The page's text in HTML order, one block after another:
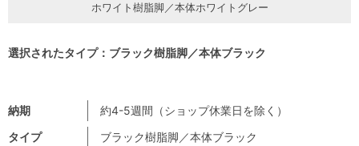
納期
約4-5週間（ショップ休業日を除く）
タイプ
ブラック樹脂脚／本体ブラック
ホワイト樹脂脚／本体ホワイトグレー
選択されたタイプ：ブラック樹脂脚／本体ブラック